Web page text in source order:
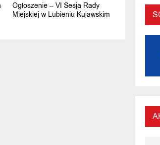
Ogłoszenie – VI Sesja Rady
Miejskiej w Lubieniu Kujawskim